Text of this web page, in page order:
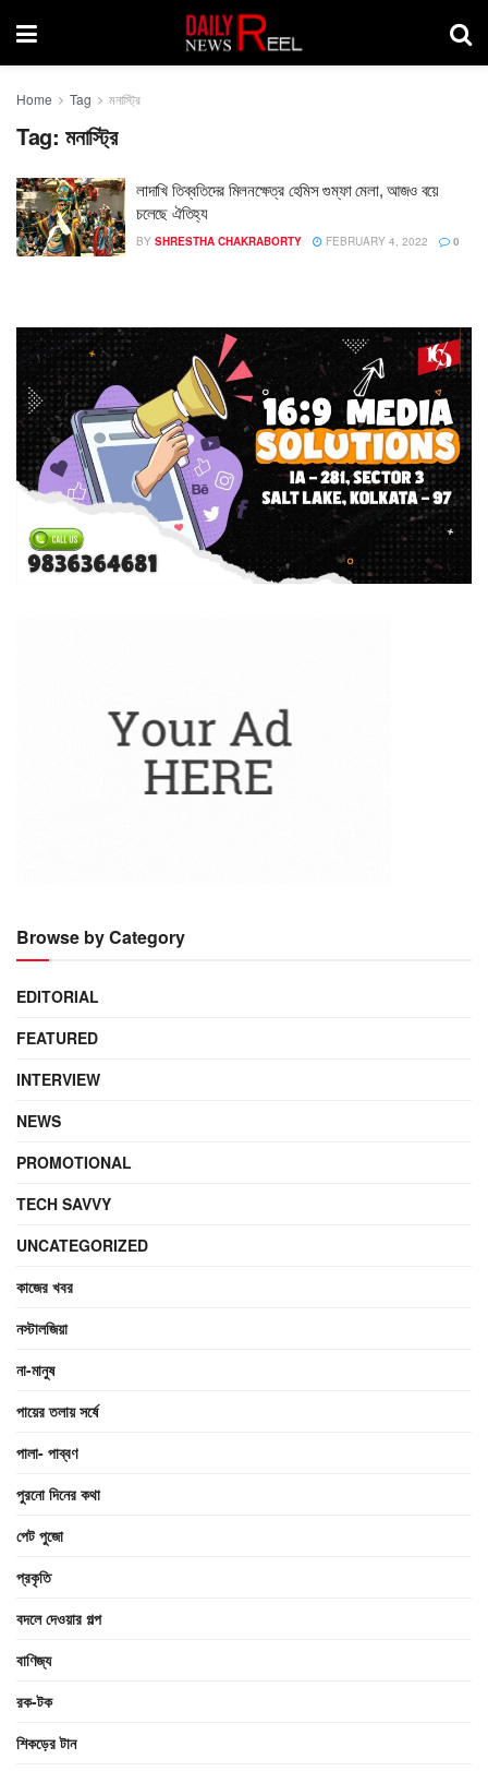
Home Tag মনাস্ট্রি
Tag: মনাস্ট্রি
লাদাখি তিব্বতিদের মিলনক্ষেত্র হেমিস গুম্ফা মেলা, আজও বয়ে
চলেছে ঐতিহ্য
BY SHRESTHA CHAKRABORTY FEBRUARY 4, 2022 0
Browse by Category
EDITORIAL
FEATURED
INTERVIEW
NEWS
PROMOTIONAL
TECH SAVVY
UNCATEGORIZED
কাজের খবর
নস্টালজিয়া
না-মানুষ
পায়ের তলায় সর্ষে
পালা- পাব্বণ
পুরনো দিনের কথা
পেট পুজো
প্রকৃতি
বদলে দেওয়ার গল্প
বাণিজ্য
রক-টক
শিকড়ের টান